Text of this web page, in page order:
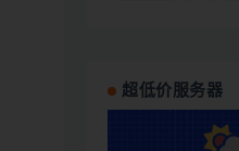
超低价服务器